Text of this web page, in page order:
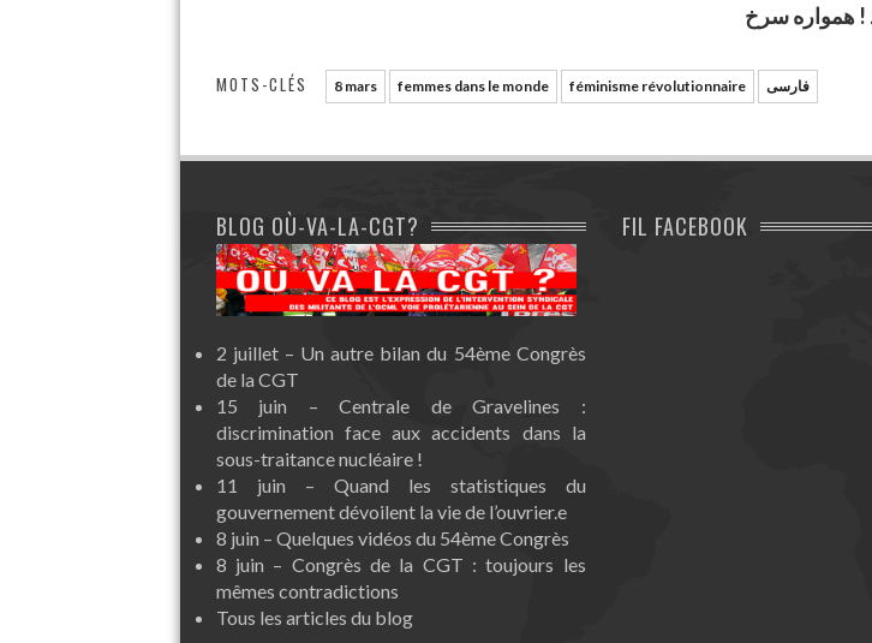
MOTS-CLÉS 8 mars femmes dans le monde féminisme révolutionnaire فارسی
BLOG OÙ-VA-LA-CGT?
2 juillet – Un autre bilan du 54ème Congrès
de la CGT
15 juin – Centrale de Gravelines :
discrimination face aux accidents dans la
sous-traitance nucléaire !
11 juin – Quand les statistiques du
gouvernement dévoilent la vie de l’ouvrier.e
8 juin – Quelques vidéos du 54ème Congrès
8 juin – Congrès de la CGT : toujours les
mêmes contradictions
Tous les articles du blog
FIL FACEBOOK